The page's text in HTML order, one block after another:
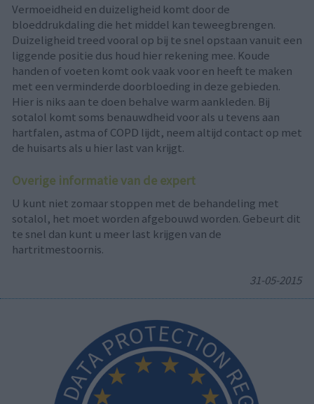
Vermoeidheid en duizeligheid komt door de
bloeddrukdaling die het middel kan teweegbrengen.
Duizeligheid treed vooral op bij te snel opstaan vanuit een
liggende positie dus houd hier rekening mee. Koude
handen of voeten komt ook vaak voor en heeft te maken
met een verminderde doorbloeding in deze gebieden.
Hier is niks aan te doen behalve warm aankleden. Bij
sotalol komt soms benauwdheid voor als u tevens aan
hartfalen, astma of COPD lijdt, neem altijd contact op met
de huisarts als u hier last van krijgt.
Overige informatie van de expert
U kunt niet zomaar stoppen met de behandeling met
sotalol, het moet worden afgebouwd worden. Gebeurt dit
te snel dan kunt u meer last krijgen van de
hartritmestoornis.
31-05-2015